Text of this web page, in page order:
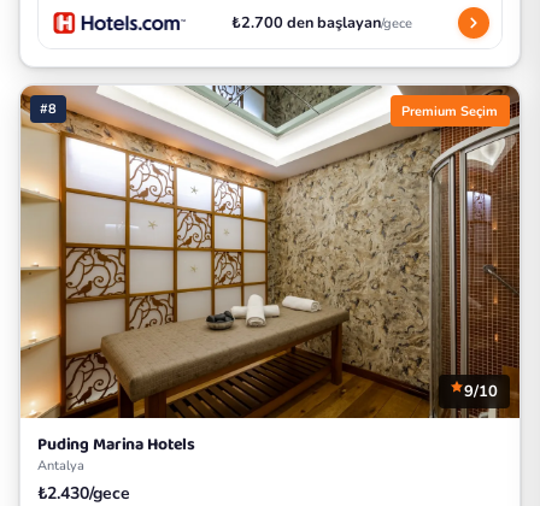
₺2.700 den başlayan/gece
#8 Premium Seçim
9/10
Puding Marina Hotels
Antalya
₺2.430/gece